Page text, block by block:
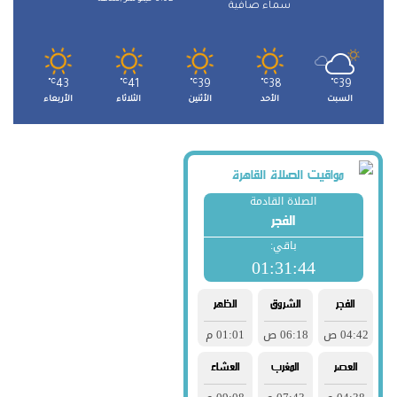
سماء صافية
39
℃
السبت
38
℃
الأحد
39
℃
الأثنين
41
℃
الثلاثاء
43
℃
الأربعاء